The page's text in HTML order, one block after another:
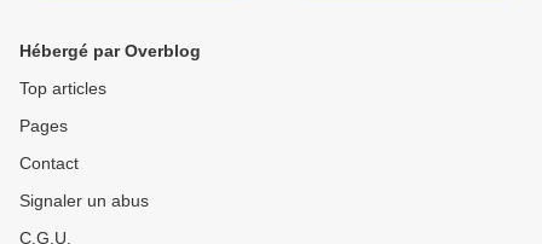
Hébergé par Overblog
Top articles
Pages
Contact
Signaler un abus
C.G.U.